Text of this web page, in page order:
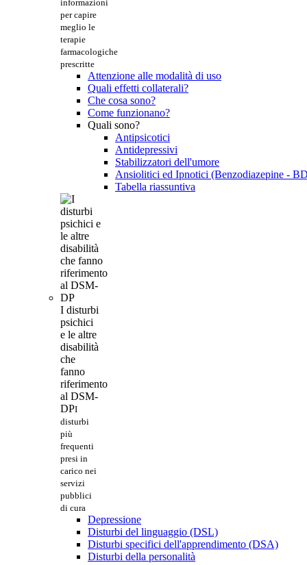
informazioni
per capire
meglio le
terapie
farmacologiche
prescritte
Attenzione alle modalità di uso
Quali effetti collaterali?
Che cosa sono?
Come funzionano?
Quali sono?
Antipsicotici
Antidepressivi
Stabilizzatori dell'umore
Ansiolitici ed Ipnotici (Benzodiazepine -
Tabella riassuntiva
I disturbi
psichici
e le altre
disabilità
che
fanno
riferimento
al DSM-
DPI
disturbi
più
frequenti
presi in
carico nei
servizi
pubblici
di cura
Depressione
Disturbi del linguaggio (DSL)
Disturbi specifici dell'apprendimento (DSA)
Disturbi della personalità